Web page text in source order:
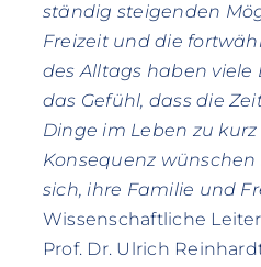
ständig steigenden
Freizeit und die
des Alltags haben
das Gefühl, dass die
Dinge im Leben zu
Konsequenz
sich, ihre Familie und
Wissenschaftliche
Prof. Dr. Ulrich